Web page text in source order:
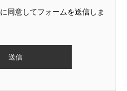
に同意してフォームを送信しま